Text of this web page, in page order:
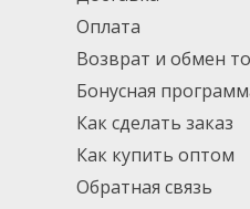
Оплата
Возврат и обмен
Бонусная
Как сделать заказ
Как купить оптом
Обратная связь